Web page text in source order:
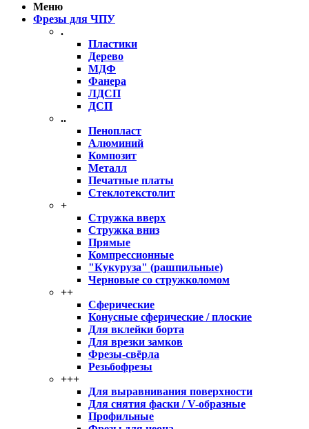
Меню
Фрезы для ЧПУ
.
Пластики
Дерево
МДФ
Фанера
ЛДСП
ДСП
..
Пенопласт
Алюминий
Композит
Металл
Печатные платы
Стеклотекстолит
+
Стружка вверх
Стружка вниз
Прямые
Компрессионные
"Кукуруза" (рашпильные)
Черновые со стружколомом
++
Сферические
Конусные сферические / плоские
Для вклейки борта
Для врезки замков
Фрезы-свёрла
Резьбофрезы
+++
Для выравнивания поверхности
Для снятия фаски / V-образные
Профильные